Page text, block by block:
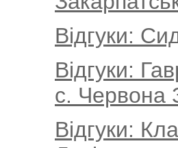
Відгуки:
Відгуки:
с. Червона
Відгуки: